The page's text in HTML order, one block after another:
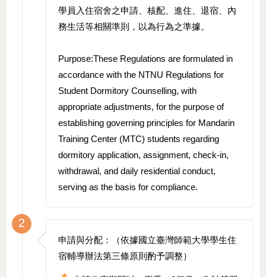
學員入住宿舍之申請、核配、進住、退宿、內
務生活等相關準則，以為行為之準據。
Purpose:These Regulations are formulated in
accordance with the NTNU Regulations for
Student Dormitory Counselling, with
appropriate adjustments, for the purpose of
establishing governing principles for Mandarin
Training Center (MTC) students regarding
dormitory application, assignment, check-in,
withdrawal, and daily residential conduct,
serving as the basis for compliance.
2
申請與分配：（依據國立臺灣師範大學學生住
宿輔導辦法第三條原則酌予調整）